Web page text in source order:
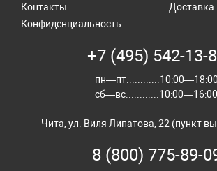
Контакты
Доставка
Конфиденциальность
+7 (495) 542-13-
пн—пт............10:00—18:00
сб—вс............10:00—16:00
Чита, ул. Виля Липатова, 22 (пункт
8 (800) 775-89-